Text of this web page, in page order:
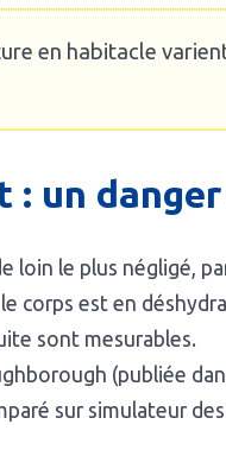
en habitacle
un
loin le plus négligé,
corps est en
sont mesurables.
(publiée
sur simulateur